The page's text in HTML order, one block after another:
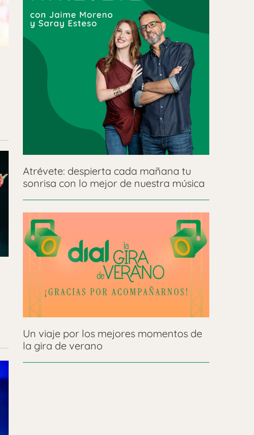
Atrévete: despierta cada mañana tu
sonrisa con lo mejor de nuestra música
Un viaje por los mejores momentos de
la gira de verano